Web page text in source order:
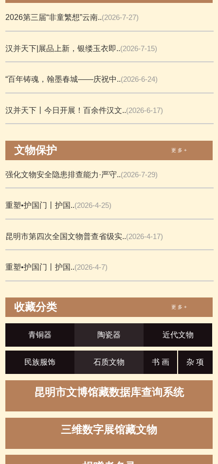
2026第三届“非童繁想”云南..(2026-7-27)
汉并天下|展品上新，银缕玉衣即..(2026-7-15)
“百年铸魂，翰墨春城——庆祝中..(2026-6-24)
汉并天下丨今日开展！百余件汉文..(2026-6-17)
文物保护 更 多 +
强化文物安全隐患排查能力·严守..(2026-7-29)
重塑•护国门丨护国..(2026-4-25)
昆明市第四次全国文物普查省级实..(2026-4-17)
重塑•护国门丨护国..(2026-4-7)
收藏分类 更 多 +
青铜器 陶瓷器 近代文物
民族服饰 石质文物 书 画 杂 项
昆明市文博馆藏数据库查询系统
三维数字展馆藏文物